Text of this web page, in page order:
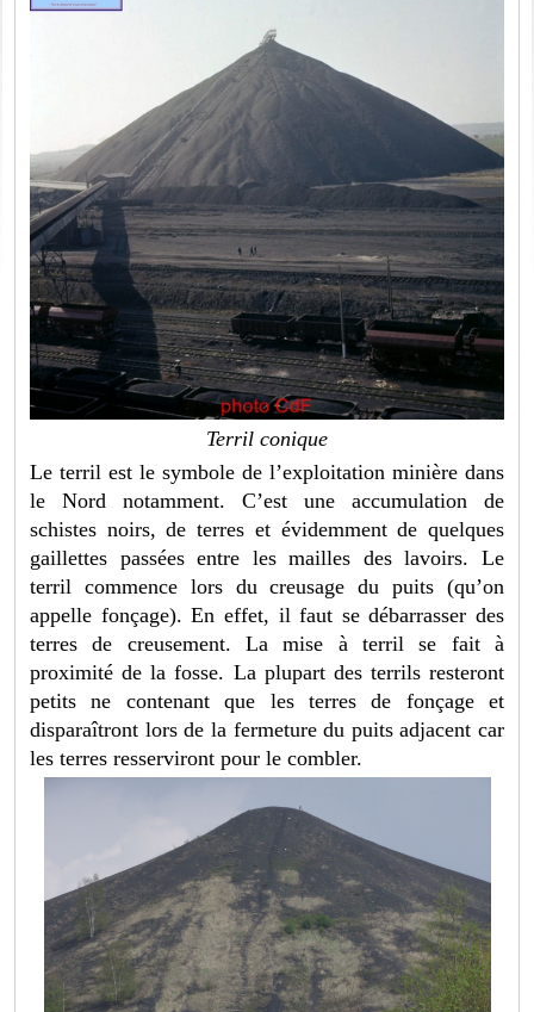
Terril conique
Le terril est le symbole de l’exploitation minière dans
le Nord notamment. C’est une accumulation de
schistes noirs, de terres et évidemment de quelques
gaillettes passées entre les mailles des lavoirs. Le
terril commence lors du creusage du puits (qu’on
appelle fonçage). En effet, il faut se débarrasser des
terres de creusement. La mise à terril se fait à
proximité de la fosse. La plupart des terrils resteront
petits ne contenant que les terres de fonçage et
disparaîtront lors de la fermeture du puits adjacent car
les terres resserviront pour le combler.